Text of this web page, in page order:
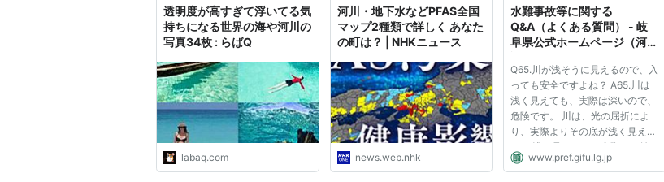
2 国土交通大臣は、前項の政令の制定又は改廃の立案をしようとするときは、あら
かじめ、社会資本整備審議会及び関係都道府県知事の意見をきかなければならない。
3 国土交通大臣は、第一項の規定により河川を指定しようとするときは、あらかじ
め、関係行政機関の長に協議するとともに、社会資本整備審議会及び関係都道府県知事
の意見をきかなければならない。
4 前二項の規定により関係都道府県知事が意見を述べようとするときは、当該都道
府県の議会の議決を経なければならない。
5 国土交通大臣は、第一項の規定により河川を指定するときは、国土交通省令で定
透明度が高すぎて浮いてる気
持ちになる世界の海や河川の
写真34枚 : らばQ
labaq.com
河川・地下水などPFAS全国
マップ2種類で詳しく あなた
の町は？ | NHKニュース
news.web.nhk
水難事故等に関する
Q&A（よくある質問） - 岐
阜県公式ホームページ（河川
Q65.川が浅そうに見えるので、入
っても安全ですよね？ A65.川は
浅く見えても、実際は深いので、
危険です。 川は、光の屈折によ
り、実際よりその底が浅く見えま
す。 浅く見えても、実際は、常
に見た目以上に深くなっていま
www.pref.gifu.lg.jp